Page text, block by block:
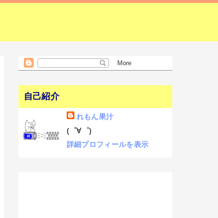
自己紹介
れもん果汁
(゜∀゜)
詳細プロフィールを表示